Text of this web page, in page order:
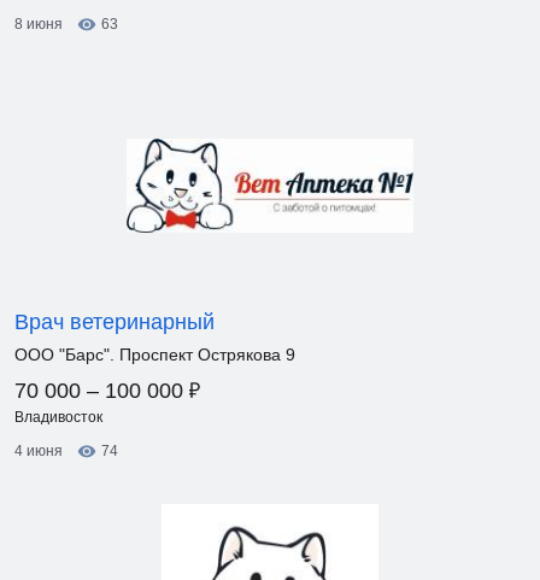
8 июня
63
Врач ветеринарный
ООО "Барс". Проспект Острякова 9
70 000 – 100 000 ₽
Владивосток
4 июня
74